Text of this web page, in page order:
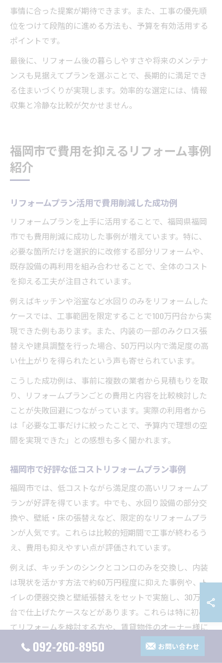
事情に合った提案が期待できます。また、工事の優先順
位をつけて段階的に進める方法も、予算を有効活用する
ポイントです。
最後に、リフォーム後の暮らしやすさや将来のメンテナ
ンスも見据えてプランを選ぶことで、長期的に満足でき
る住まいづくりが実現します。効率的な選定には、情報
収集と冷静な比較が欠かせません。
福岡市で費用を抑えるリフォーム事例
紹介
リフォームプラン活用で費用削減した成功例
リフォームプランを上手に活用することで、福岡県福岡
市でも費用削減に成功した事例が増えています。特に、
必要な箇所だけを選択的に改修する部分リフォームや、
既存設備の再利用を組み合わせることで、全体のコスト
を抑える工夫が注目されています。
例えばキッチンや浴室など水回りのみをリフォームした
ケースでは、工事範囲を限定することで100万円台から実
現できた例もあります。また、内装の一部のみクロス張
替えや建具調整を行った場合、50万円以内で満足度の高
い仕上がりを得られたという声も寄せられています。
こうした成功例は、事前に複数の業者から見積もりを取
り、リフォームプランごとの費用と内容を比較検討した
ことが失敗回避につながっています。実際の利用者から
は「必要な工事だけに絞ったことで、予算内で理想の空
間を実現できた」との感想も多く聞かれます。
福岡市で好評な低コストリフォームプラン事例
福岡市では、低コストながら満足度の高いリフォームプ
ランが好評を得ています。中でも、水回り設備の部分交
換や、壁紙・床の張替えなど、限定的なリフォームプラ
ンが人気です。これらは比較的短期間で工事が終わるう
え、費用も抑えやすい点が評価されています。
例えば、キッチンのシンクとコンロのみを交換し、内装
は現状を活かす方法で約60万円程度に抑えた事例や、ト
イレの便器交換と壁紙張替えをセットで実施し、30万円
台で仕上げたケースなどがあります。これらは特に初め
てリフォームを検討する方や、賃貸物件のオーナー様に
も選ばれています。
092-260-8950 お問い合わせ